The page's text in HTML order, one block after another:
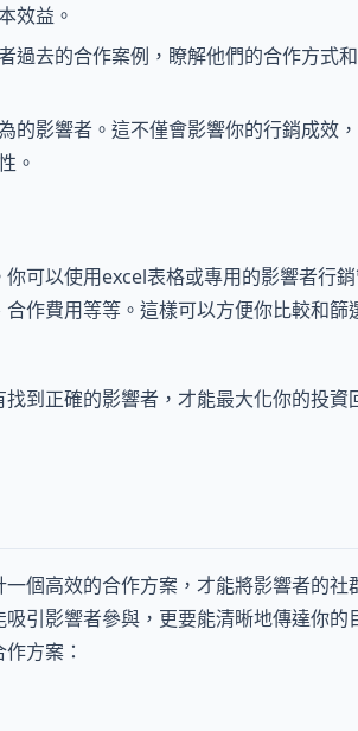
效益。
過去的合作案例，瞭解他們的合作方式
的影響者。這不僅會影響你的行銷成效
。
你可以使用excel表格或專用的影響者行
作費用等等。這樣可以方便你比較和篩
到正確的影響者，才能最大化你的投
個高效的合作方案，才能將影響者的社
引影響者參與，更要能清晰地傳達你
方案：